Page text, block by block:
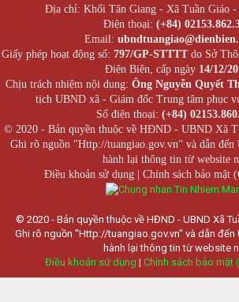
Địa chỉ: Khối Tân Giang - Xã Tuần Giáo
Điện thoại: (+84)
Email:
Giấy phép hoạt động số: 797/GP-STTTTdo Sở
Điện Biên, cấp ngày 14/12/
Chịu trách nhiệm nội dung: Ông Nguyễn Quyết
tịch UBND xã - Giám đốc Trung tâm phục
Số điện thoại: (+84)
© 2020 - Bản quyền thuộc về HĐND - UBND Xã
Ghi rõ nguồn "Http://tuangiao.gov.vn" và dẫn
hành lại thông tin từ website
Điều khoản sử dụng
Chính sách bảo mật
© 2020 - Bản quyền thuộc về HĐND - UBND Xã
Ghi rõ nguồn "Http://tuangiao.gov.vn" và dẫn đến
hành lại thông tin từ website
Điều khoản sử dụng | Chính sách bảo mật